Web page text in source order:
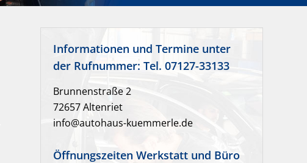
Informationen und Termine unter
der Rufnummer: Tel. 07127-33133
Brunnenstraße 2
72657 Altenriet
info@autohaus-kuemmerle.de
Öffnungszeiten Werkstatt und Büro